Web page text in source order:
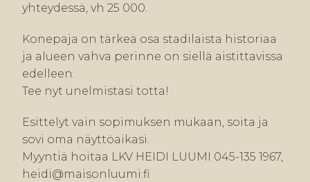
yhteydessä, vh 25 000.
Konepaja on tärkeä osa stadilaista historiaa
ja alueen vahva perinne on siellä aistittavissa
edelleen.
Tee nyt unelmistasi totta!
Esittelyt vain sopimuksen mukaan, soita ja
sovi oma näyttöaikasi.
Myyntiä hoitaa LKV HEIDI LUUMI 045-135 1967,
heidi@maisonluumi.fi